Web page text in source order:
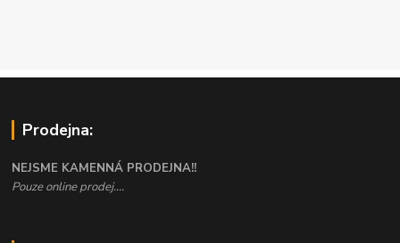
Prodejna:
NEJSME KAMENNÁ PRODEJNA!!
Pouze online prodej....